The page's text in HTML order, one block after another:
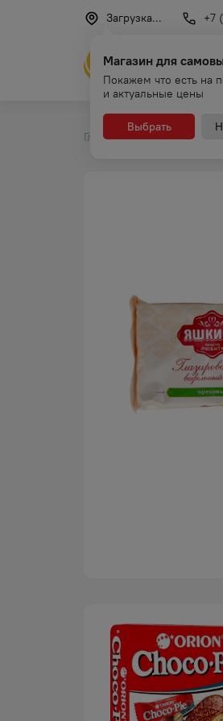
Загрузка... +7
Магазин для
Покажем что есть на
и актуальные цены
Выбрать
Главная Каталог